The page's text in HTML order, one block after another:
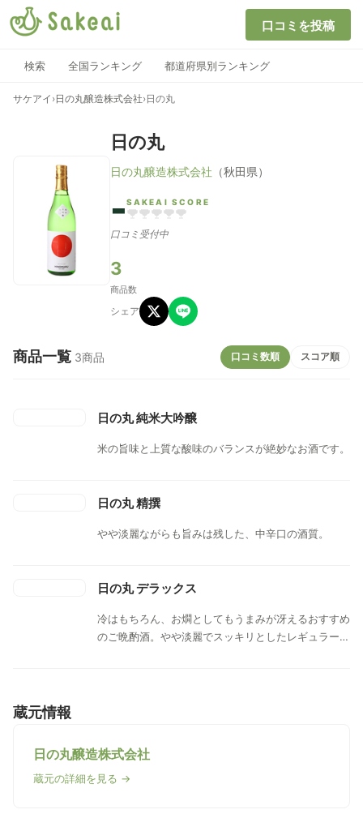
口コミを投稿
検索 全国ランキング 都道府県別ランキング
サケアイ ›日の丸醸造株式会社›日の丸
日の丸
日の丸醸造株式会社 （秋田県）
-SAKEAI SCORE
口コミ受付中
3
商品数
シェア
商品一覧 3商品 口コミ数順 スコア順
日の丸 純米大吟醸
米の旨味と上質な酸味のバランスが絶妙なお酒です。
日の丸 精撰
やや淡麗ながらも旨みは残した、中辛口の酒質。
日の丸 デラックス
冷はもちろん、お燗としてもうまみが冴えるおすすめ
のご晩酌酒。やや淡麗でスッキリとしたレギュラー
蔵元情報
日の丸醸造株式会社
蔵元の詳細を見る →